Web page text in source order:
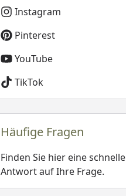
Instagram
Pinterest
YouTube
TikTok
Häufige Fragen
Finden Sie hier eine schnelle
Antwort auf Ihre Frage.